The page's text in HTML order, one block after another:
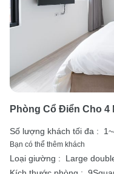
Phòng Cổ Điển Cho 4
Số lượng khách tối đa :
Bạn có thể thêm khách
Loại giường :
Large